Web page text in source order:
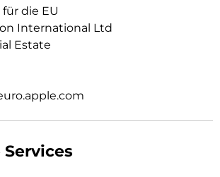
die EU
International Ltd
Estate